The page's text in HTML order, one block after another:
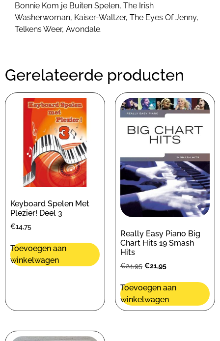
Bonnie Kom je Buiten Spelen, The Irish
Washerwoman, Kaiser-Waltzer, The Eyes Of Jenny,
Telkens Weer, Avondale.
Gerelateerde producten
Keyboard Spelen Met
Plezier! Deel 3
€14,75
Toevoegen aan
winkelwagen
Really Easy Piano Big
Chart Hits 19 Smash
Hits
€24,95 €21,95
Toevoegen aan
winkelwagen